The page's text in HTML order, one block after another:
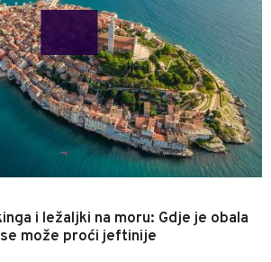
i ležaljki na moru: Gdje je obala
može proći jeftinije